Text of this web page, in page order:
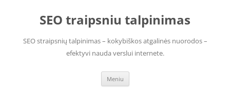
SEO traipsniu talpinimas
SEO straipsnių talpinimas – kokybiškos atgalinės nuorodos –
efektyvi nauda verslui internete.
Meniu